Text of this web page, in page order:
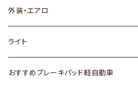
トヨタ
ホンダ
スズキ
外装・エアロ
トヨタ
ホンダ
ライト
トヨタ
おすすめブレーキパッド軽自動車